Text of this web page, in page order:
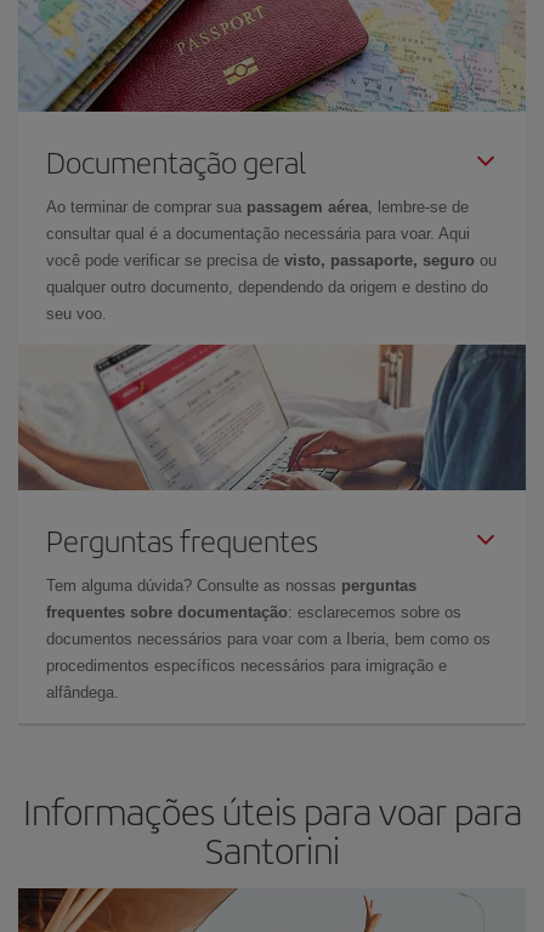
Documentação geral
Ao terminar de comprar sua passagem aérea, lembre-se de
consultar qual é a documentação necessária para voar. Aqui
você pode verificar se precisa de visto, passaporte, seguro ou
qualquer outro documento, dependendo da origem e destino do
seu voo.
Perguntas frequentes
Tem alguma dúvida? Consulte as nossas perguntas
frequentes sobre documentação: esclarecemos sobre os
documentos necessários para voar com a Iberia, bem como os
procedimentos específicos necessários para imigração e
alfândega.
Informações úteis para voar para
Santorini